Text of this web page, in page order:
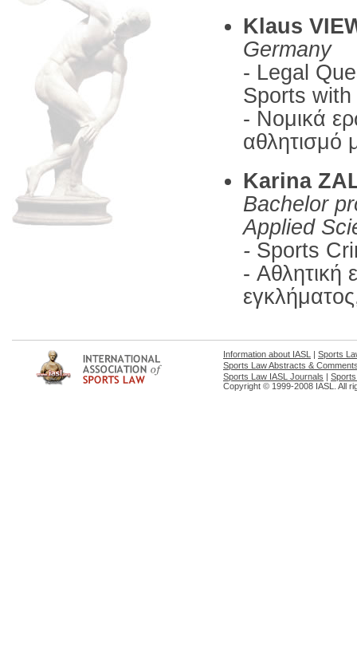
Klaus
Germany
- Legal
Sports
- Νομικά
αθλητισμό
Karina
Bachelor
Applied
- Sports
- Αθλητική
Information about IASL | Sports
Sports Law Abstracts &
Sports Law IASL Journals |
Copyright © 1999-2008 IASL. All